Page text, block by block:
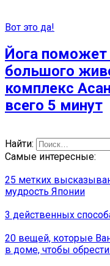
Вот это да!
Йога поможет
большого
комплекс
всего 5 минут
Найти:
Самые интересные:
25 метких
мудрость Японии
3 действенных
20 вещей, которые
в доме, чтобы обрести